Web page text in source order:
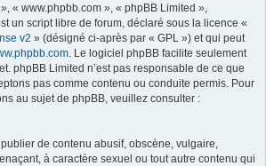
« www.phpbb.com », « phpBB Limited »,
un script libre de forum, déclaré sous la licence «
v2 » (désigné ci-après par « GPL ») et qui peut
. Le logiciel phpBB facilite seulement
phpBB Limited n’est pas responsable de ce que
pas comme contenu ou conduite permis. Pour
au sujet de phpBB, veuillez consulter :
de contenu abusif, obscène, vulgaire,
à caractère sexuel ou tout autre contenu qui